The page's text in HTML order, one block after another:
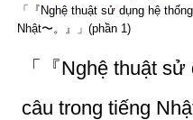
「『Nghệ thuật sử dụng hệ
Nhật〜。』」(phần 1)
「『Nghệ thuật
câu trong tiếng